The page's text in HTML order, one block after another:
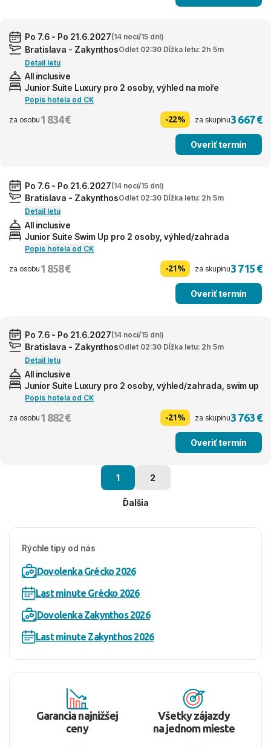
Po 7.6 - Po 21.6.2027(14 nocí/15 dní)
Bratislava - ZakynthosOdlet 02:30 Dĺžka letu: 2h 5m
Detail letu
All inclusive
Junior Suite Luxury pro 2 osoby, výhled na moře
Popis hotela od CK
za osobu 1 834 € -22% za skupinu3 667 €
Overiť termín
Po 7.6 - Po 21.6.2027(14 nocí/15 dní)
Bratislava - ZakynthosOdlet 02:30 Dĺžka letu: 2h 5m
Detail letu
All inclusive
Junior Suite Swim Up pro 2 osoby, výhled/zahrada
Popis hotela od CK
za osobu 1 858 € -21% za skupinu3 715 €
Overiť termín
Po 7.6 - Po 21.6.2027(14 nocí/15 dní)
Bratislava - ZakynthosOdlet 02:30 Dĺžka letu: 2h 5m
Detail letu
All inclusive
Junior Suite Luxury pro 2 osoby, výhled/zahrada, swim up
Popis hotela od CK
za osobu 1 882 € -21% za skupinu3 763 €
Overiť termín
1 2
Ďalšia
Rýchle tipy od nás
Dovolenka Grécko 2026
Last minute Grécko 2026
Dovolenka Zakynthos 2026
Last minute Zakynthos 2026
Garancia najnižšej
ceny
Všetky zájazdy
na jednom mieste